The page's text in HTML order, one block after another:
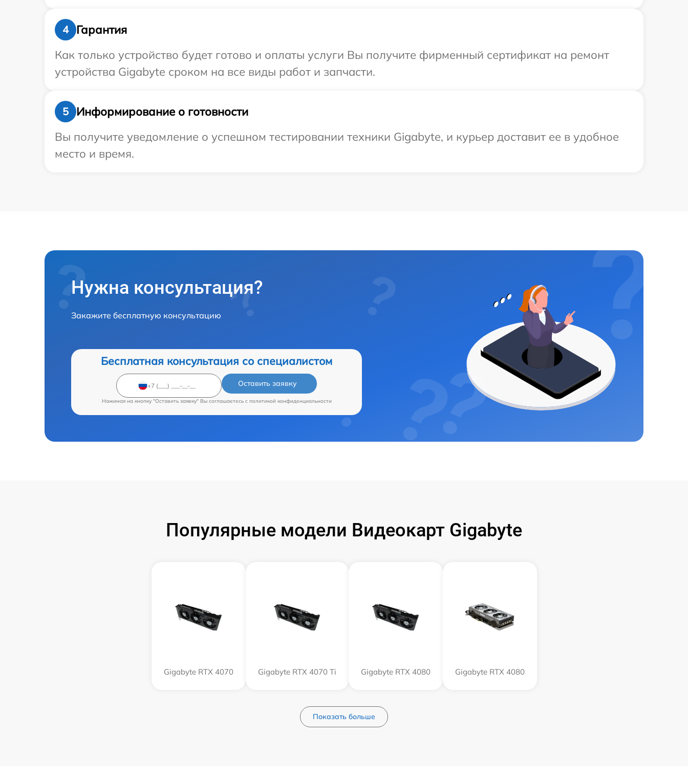
4
Гарантия
Как только устройство будет готово и оплаты услуги Вы получите фирменный сертификат на ремонт
устройства Gigabyte сроком на все виды работ и запчасти.
5
Информирование о готовности
Вы получите уведомление о успешном тестировании техники Gigabyte, и курьер доставит ее в удобное
место и время.
Нужна консультация?
Закажите бесплатную консультацию
Бесплатная консультация со специалистом
Оставить заявку
Нажимая на кнопку "Оставить заявку" Вы соглашаетесь c политикой конфиденциальности
Популярные модели Видеокарт Gigabyte
Gigabyte RTX 4070 Gigabyte RTX 4070 Ti Gigabyte RTX 4080 Gigabyte RTX 4080
Показать больше